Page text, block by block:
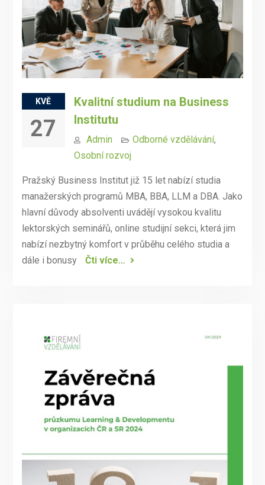
KVĚ
27
Kvalitní studium na Business
Institutu
Admin Odborné vzdělávání,
Osobní rozvoj
Pražský Business Institut již 15 let nabízí studia
manažerských programů MBA, BBA, LLM a DBA. Jako
hlavní důvody absolventi uvádějí vysokou kvalitu
lektorských seminářů, online studijní sekci, která jim
nabízí nezbytný komfort v průběhu celého studia a
dále i bonusy
Čti více…